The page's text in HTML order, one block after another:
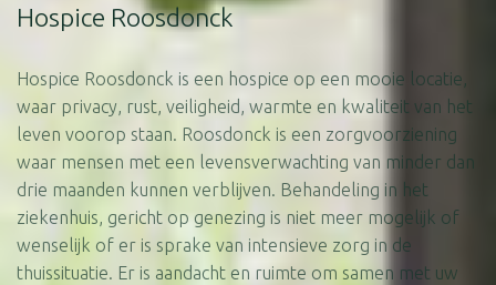
Hospice Roosdonck
Hospice Roosdonck is een hospice op een mooie locatie,
waar privacy, rust, veiligheid, warmte en kwaliteit van het
leven voorop staan. Roosdonck is een zorgvoorziening
waar mensen met een levensverwachting van minder dan
drie maanden kunnen verblijven. Behandeling in het
ziekenhuis, gericht op genezing is niet meer mogelijk of
wenselijk of er is sprake van intensieve zorg in de
thuissituatie. Er is aandacht en ruimte om samen met uw